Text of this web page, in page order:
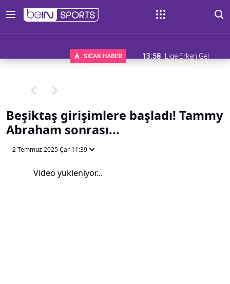
13:58
Lige Erken Gel
Beşiktaş girişimlere başladı! Tammy
Abraham sonrası...
2 Temmuz 2025 Çar 11:39
Video yükleniyor...